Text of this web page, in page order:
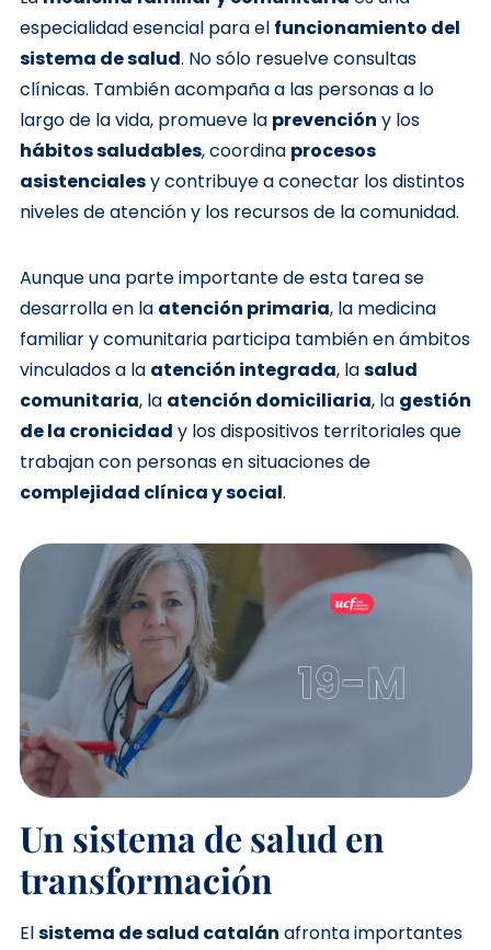
especialidad esencial para el funcionamiento del
sistema de salud. No sólo resuelve consultas
clínicas. También acompaña a las personas a lo
largo de la vida, promueve la prevención y los
hábitos saludables, coordina procesos
asistencialesy contribuye a conectar los distintos
niveles de atención y los recursos de la comunidad.
Aunque una parte importante de esta tarea se
desarrolla en la atención primaria, la medicina
familiar y comunitaria participa también en ámbitos
vinculados a la atención integrada, lasalud
comunitaria, la atención domiciliaria, la gestión
de la cronicidad y los dispositivos territoriales que
trabajan con personas en situaciones de
complejidad clínica y social.
Un sistema de salud en
transformación
Elsistema de salud catalán afronta importantes